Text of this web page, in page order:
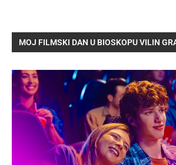
MOJ FILMSKI DAN U BIOSKOPU VILIN